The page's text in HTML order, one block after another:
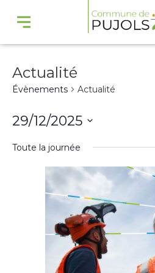
Actualité
Évènements Actualité
29/12/2025
Toute la journée